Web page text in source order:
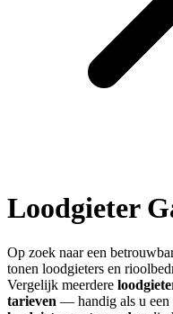
Loodgieter
Op zoek naar een
tonen loodgieters en
Vergelijk meerdere
tarieven — handig als u een